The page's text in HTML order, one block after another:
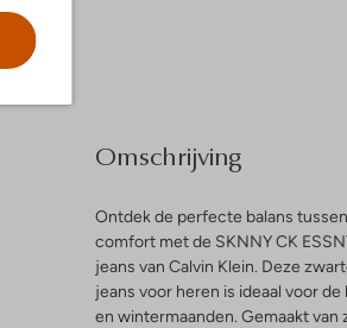
Omschrijving
Ontdek de perfecte balans
comfort met de SKNNY CK
jeans van Calvin Klein. Deze
jeans voor heren is ideaal voor
en wintermaanden. Gemaakt van